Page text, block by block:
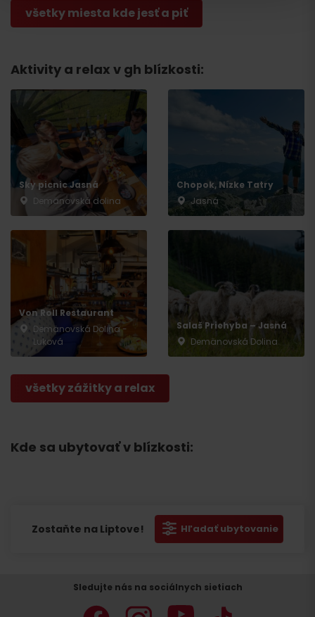
všetky miesta kde jesť a piť
Aktivity a relax v gh blízkosti:
Sky picnic Jasná
Demänovská dolina
Chopok, Nízke Tatry
Jasná
Von Roll Restaurant
Demänovská Dolina -
Luková
Salaš Priehyba – Jasná
Demänovská Dolina
všetky zážitky a relax
Kde sa ubytovať v blízkosti:
Zostaňte na Liptove! Hľadať ubytovanie
Odchod
Sledujte nás na sociálnych sietiach